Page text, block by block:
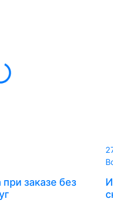
заказе без